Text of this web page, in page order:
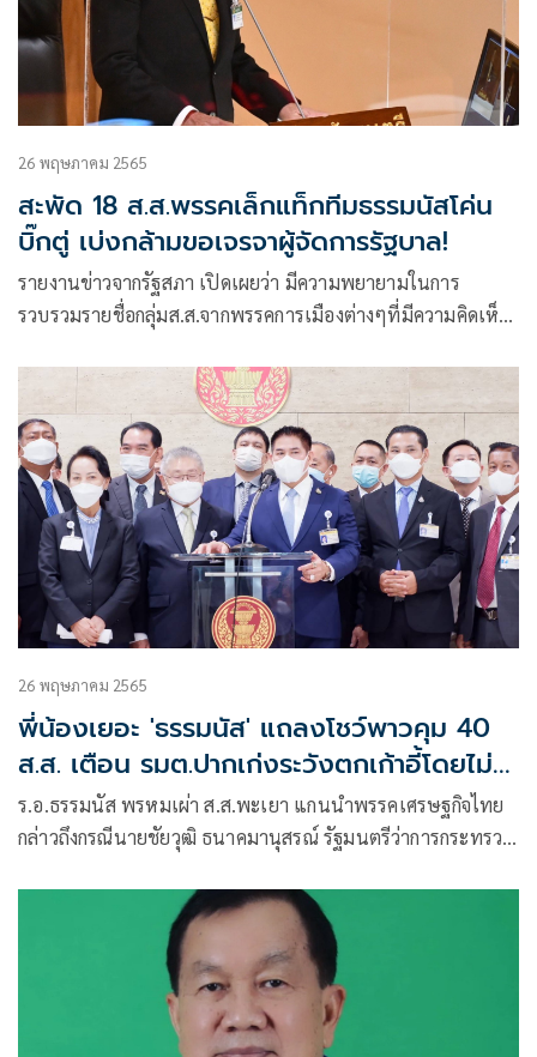
26 พฤษภาคม 2565
สะพัด 18 ส.ส.พรรคเล็กแท็กทีมธรรมนัสโค่น
บิ๊กตู่ เบ่งกล้ามขอเจรจาผู้จัดการรัฐบาล!
รายงานข่าวจากรัฐสภา เปิดเผยว่า มีความพยายามในการ
รวบรวมรายชื่อกลุ่มส.ส.จากพรรคการเมืองต่างๆที่มีความคิดเห็น
โน้มที่จะลงมติไม่สนับสนุนไปในทิศทางเดียวกับรัฐบาล
26 พฤษภาคม 2565
พี่น้องเยอะ 'ธรรมนัส' แถลงโชว์พาวคุม 40
ส.ส. เตือน รมต.ปากเก่งระวังตกเก้าอี้โดยไม่รู้
ตัว!
ร.อ.ธรรมนัส พรหมเผ่า ส.ส.พะเยา แกนนำพรรคเศรษฐกิจไทย
กล่าวถึงกรณีนายชัยวุฒิ ธนาคมานุสรณ์ รัฐมนตรีว่าการกระทรวง
ประชารัฐมั่นใจ เสียงรัฐบาล